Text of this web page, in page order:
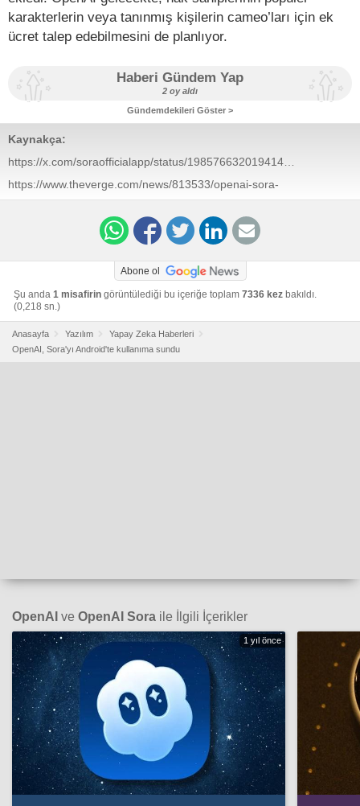
karakterlerin veya tanınmış kişilerin cameo’ları için ek
ücret talep edebilmesini de planlıyor.
Haberi Gündem Yap
2 oy aldı
Gündemdekileri Göster >
Kaynakça:
https://www.theverge.com/news/813533/openai-sora-
android-launch
Abone ol
Şu anda 1 misafirin görüntülediği bu içeriğe toplam 7336 kez bakıldı.
(0,218 sn.)
Anasayfa Yazılım
Yapay Zeka Haberleri
OpenAI, Sora'yı Android'te kullanıma sundu
OpenAI ve OpenAI Sora ile İlgili İçerikler
1 yıl önce